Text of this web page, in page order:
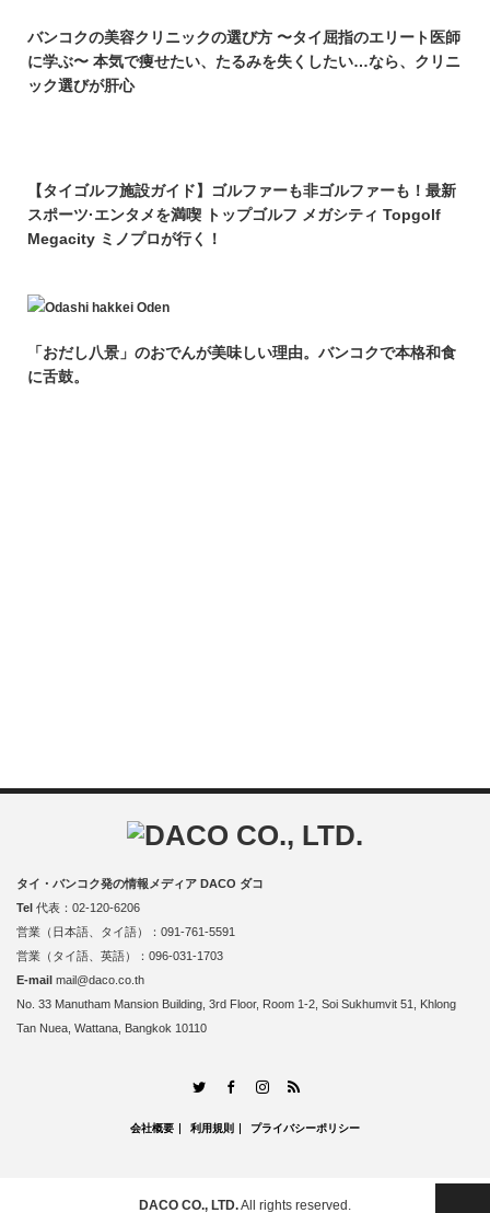
バンコクの美容クリニックの選び方 〜タイ屈指のエリート医師
に学ぶ〜 本気で痩せたい、たるみを失くしたい…なら、クリニ
ック選びが肝心
【タイゴルフ施設ガイド】ゴルファーも非ゴルファーも！最新
スポーツ·エンタメを満喫 トップゴルフ メガシティ Topgolf
Megacity ミノプロが行く！
「おだし八景」のおでんが美味しい理由。バンコクで本格和食
に舌鼓。
タイ・バンコク発の情報メディア DACO ダコ
Tel 代表：02-120-6206
営業（日本語、タイ語）：091-761-5591
営業（タイ語、英語）：096-031-1703
E-mail mail@daco.co.th
No. 33 Manutham Mansion Building, 3rd Floor, Room 1-2, Soi Sukhumvit 51, Khlong
Tan Nuea, Wattana, Bangkok 10110
TwitterFacebookInstagram
RSS
会社概要 利用規則 プライバシーポリシー
DACO CO., LTD.All rights reserved.